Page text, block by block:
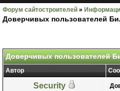
Форум сайтостроителей »
Доверчивых пользователей
Доверчивых пользователей
Автор
Security